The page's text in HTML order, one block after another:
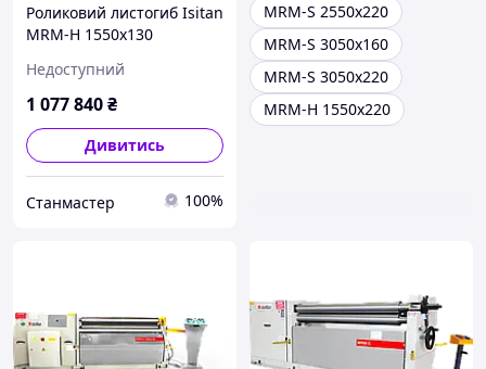
Роликовий листогиб Isitan
MRM-H 1550x130
Недоступний
1 077 840₴
Дивитись
Станмастер 100%
MRM-S 2550x220
MRM-S 3050x160
MRM-S 3050x220
MRM-H 1550x220